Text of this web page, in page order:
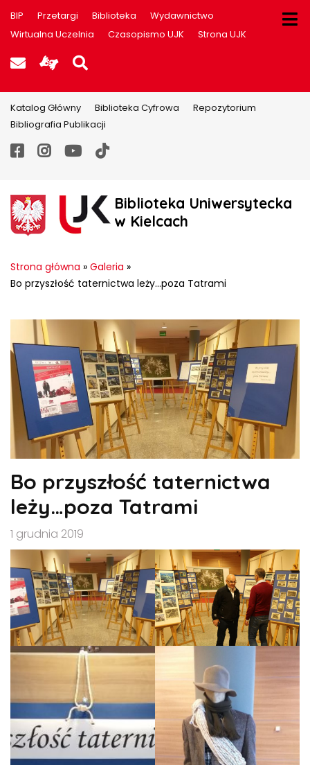
BIP Przetargi Biblioteka
Wydawnictwo
Wirtualna Uczelnia
Czasopismo UJK Strona UJK
Poczta UJK
Informacje dla użytkowników
Szukaj na stronie
Katalog Główny Biblioteka Cyfrowa
Repozytorium
Bibliografia Publikacji
Facebook
Instagram
YouTube
TikTok
Biblioteka Uniwersytecka
w Kielcach
Strona główna » Galeria »
Bo przyszłość taternictwa leży…poza Tatrami
Bo przyszłość taternictwa
leży…poza Tatrami
1 grudnia 2019